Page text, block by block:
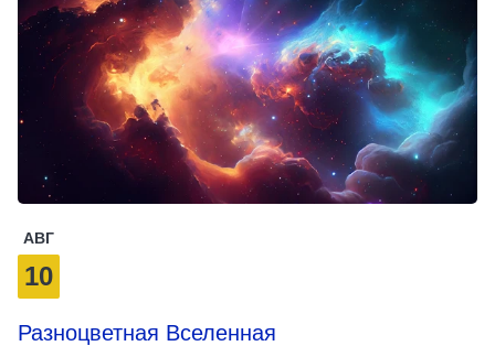
АВГ
10
Разноцветная Вселенная